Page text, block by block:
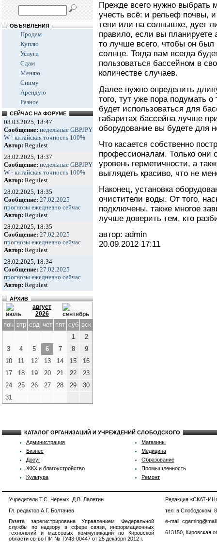
ОБЪЯВЛЕНИЯ
Продам
Куплю
Услуги
Сдам
Меняю
Сниму
Арендую
Разное
СЕЙЧАС НА ФОРУМЕ
08.03.2025, 18:47
Сообщение: недельные GBPJPY
W - китайская точность 100%
Автор: Regulest
28.02.2025, 18:37
Сообщение: недельные GBPJPY
W - китайская точность 100%
Автор: Regulest
28.02.2025, 18:35
Сообщение: 27.02.2025
прогнозы ежедневно сейчас
Автор: Regulest
28.02.2025, 18:35
Сообщение: 27.02.2025
прогнозы ежедневно сейчас
Автор: Regulest
28.02.2025, 18:34
Сообщение: 27.02.2025
прогнозы ежедневно сейчас
Автор: Regulest
АРХИВ
август
2026
пон втр срд чет пят суб вск
1
2
3
4 5 6 7 8
9
10
11 12 13 14 15
16
17
18 19 20 21 22
23
24
25 26 27 28 29
30
31
Прежде всего нужно выбрать
учесть всё: и рельеф почвы,
тени или на солнышке, дует
правило, если вы планируете
то лучше всего, чтобы он был
солнце. Тогда вам всегда
пользоваться бассейном в
количестве случаев.
Далее нужно определить
того, тут уже пора подумать
будет использоваться для
габаритах бассейна лучше
оборудование вы будете для
Что касается собственно
профессионалам. Только они
уровень герметичности, а
выглядеть красиво, что не
Наконец, установка
очистители воды. От того,
подключены, также многое
лучше доверить тем, кто
автор: admin
20.09.2012 17:11
КАТАЛОГ ОРГАНИЗАЦИЙ И УЧРЕЖДЕНИЙ СЛОБОДСКОГО
Администрация
Бизнес
Досуг
ЖКХ и благоустройство
Культура
Магазины
Медицина
Образование
Промышленность
Ремонт
Учредители Т.С. Черных, Д.В. Лалетин
Гл. редактор А.Г. Болтачев
Газета зарегистрирована Управлением Федеральной
службы по надзору в сфере связи, информационных
технологий и массовых коммуникаций по Кировской
области св-во ПИ № ТУ43-00447 от 25 декабря 2012 г.
Редакция «СКАТ-
тел. в Слободском:
e-mail:
613150, Кировская